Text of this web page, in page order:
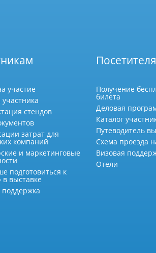
участие
стендов
затрат для
компаний
и маркетинговые
подготовиться к
выставке
поддержка
Получение
билета
Деловая
Каталог
Путеводитель
Схема проезда
Визовая
Отели